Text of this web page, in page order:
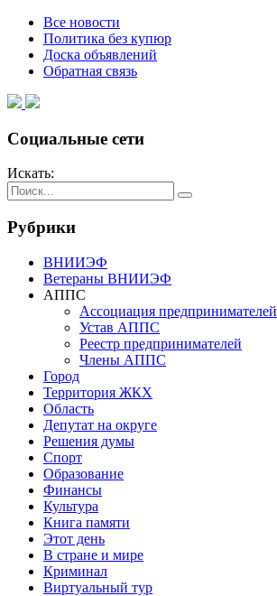
Все новости
Политика без купюр
Доска объявлений
Обратная связь
Социальные сети
Искать:
Рубрики
ВНИИЭФ
Ветераны ВНИИЭФ
АППС
Ассоциация предпринимателей
Устав АППС
Реестр предпринимателей
Члены АППС
Город
Территория ЖКХ
Область
Депутат на округе
Решения думы
Спорт
Образование
Финансы
Культура
Книга памяти
Этот день
В стране и мире
Криминал
Виртуальный тур